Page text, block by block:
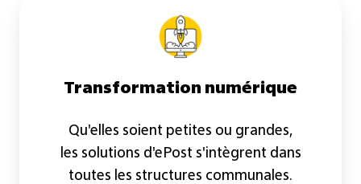
Transformation numérique
Qu'elles soient petites ou grandes,
les solutions d'ePost s'intègrent dans
toutes les structures communales.